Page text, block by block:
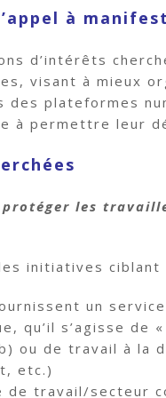
à
d’intérêts
visant à mieux
plateformes
à permettre leur
les
initiatives ciblant
un service
qu’il s’agisse de
ou de travail à la
etc.)
de travail/secteur